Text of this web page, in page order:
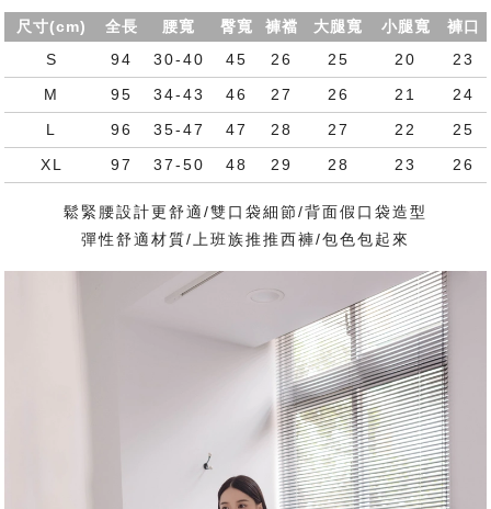
尺寸(cm) 全長 腰寬 臀寬 褲襠 大腿寬 小腿寬
褲口
S
94 30-40 45 26 25 20
23
M
95 34-43 46 27 26 21
24
L
96 35-47 47 28 27 22
25
XL
97 37-50 48 29 28 23 26
鬆緊腰設計更舒適/雙口袋細節/背面假口袋造型
彈性舒適材質/上班族推推西褲/包色包起來